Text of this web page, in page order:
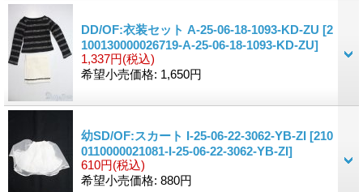
DD/OF:衣装セット A-25-06-18-1093-KD-ZU [2
100130000026719-A-25-06-18-1093-KD-ZU]
1,337円(税込)
希望小売価格: 1,650円
幼SD/OF:スカート I-25-06-22-3062-YB-ZI [210
0110000021081-I-25-06-22-3062-YB-ZI]
610円(税込)
希望小売価格: 880円